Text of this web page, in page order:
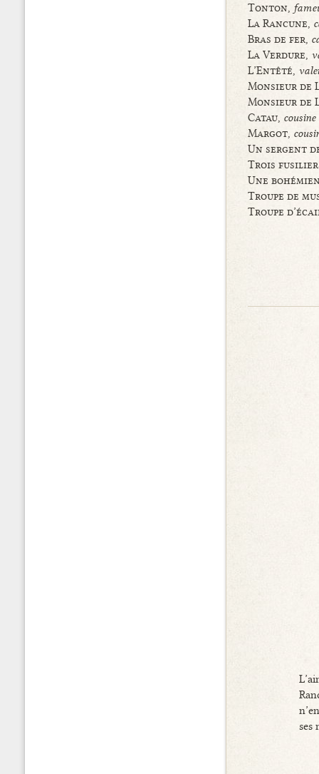
Tonton,
La Rancune,
Bras de fer,
La Verdure,
L’Entêté,
Monsieur de
Monsieur de
Catau,
Margot,
Un sergent
Trois
Une
Troupe de
Troupe
ses